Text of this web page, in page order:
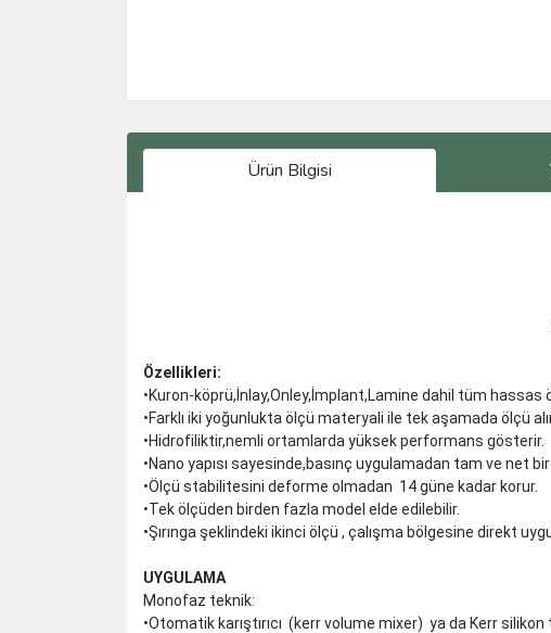
Ürün Bilgisi
Özellikleri:
•Kuron-köprü,İnlay,Onley,İmplant,Lamine dahil tüm hassas
•Farklı iki yoğunlukta ölçü materyali ile tek aşamada ölçü
•Hidrofiliktir,nemli ortamlarda yüksek performans gösterir.
•Nano yapısı sayesinde,basınç uygulamadan tam ve net bir
•Ölçü stabilitesini deforme olmadan 14 güne kadar korur.
•Tek ölçüden birden fazla model elde edilebilir.
•Şırınga şeklindeki ikinci ölçü , çalışma bölgesine direkt
UYGULAMA
Monofaz teknik:
•Otomatik karıştırıcı (kerr volume mixer) ya da Kerr silikon